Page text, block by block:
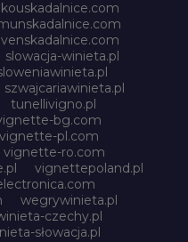
slowacja-winieta.pl
szwajcariawinieta.pl
tunellivigno.pl
bg.com
vignette-pl.com
vignette-ro.com
vignettepoland.pl
wegrywinieta.pl
czechy.pl
słowacja.pl